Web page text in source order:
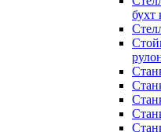
бухт